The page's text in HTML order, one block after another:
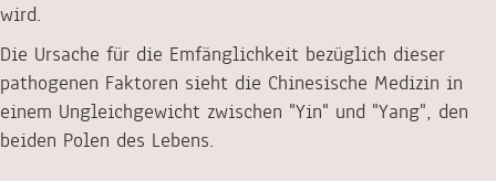
wird.
Die Ursache für die Emfänglichkeit bezüglich dieser
pathogenen Faktoren sieht die Chinesische Medizin in
einem Ungleichgewicht zwischen "Yin" und "Yang", den
beiden Polen des Lebens.